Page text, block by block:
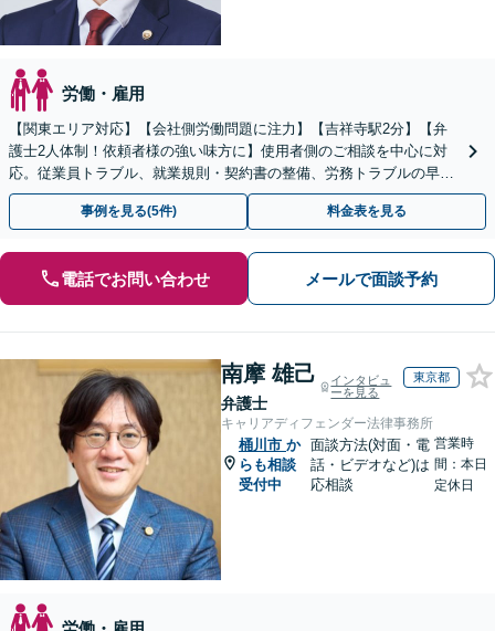
労働・雇用
【関東エリア対応】【会社側労働問題に注力】【吉祥寺駅2分】【弁
護士2人体制！依頼者様の強い味方に】使用者側のご相談を中心に対
応。従業員トラブル、就業規則・契約書の整備、労務トラブルの早期
解決・防止に努めます。
事例を見る(5件) 料金表を見る
電話でお問い合わせ メールで面談予約
南摩 雄己
弁護士
インタビュ
ーを見る
東京都
キャリアディフェンダー法律事務所
桶川市 か
らも相談
受付中
面談方法(対面・電
話・ビデオなど)は
応相談
営業時
間：本日
定休日